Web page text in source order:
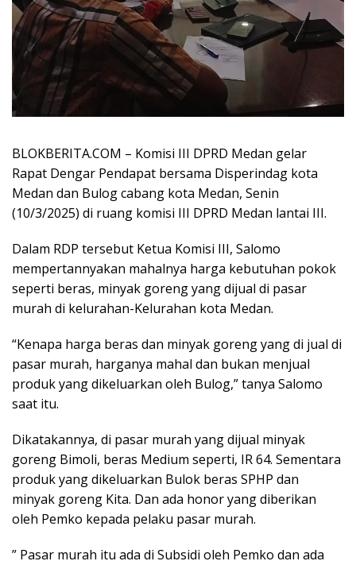
BLOKBERITA.COM – Komisi III DPRD Medan gelar
Rapat Dengar Pendapat bersama Disperindag kota
Medan dan Bulog cabang kota Medan, Senin
(10/3/2025) di ruang komisi III DPRD Medan lantai III.
Dalam RDP tersebut Ketua Komisi III, Salomo
mempertannyakan mahalnya harga kebutuhan pokok
seperti beras, minyak goreng yang dijual di pasar
murah di kelurahan-Kelurahan kota Medan.
“Kenapa harga beras dan minyak goreng yang di jual di
pasar murah, harganya mahal dan bukan menjual
produk yang dikeluarkan oleh Bulog,” tanya Salomo
saat itu.
Dikatakannya, di pasar murah yang dijual minyak
goreng Bimoli, beras Medium seperti, IR 64. Sementara
produk yang dikeluarkan Bulok beras SPHP dan
minyak goreng Kita. Dan ada honor yang diberikan
oleh Pemko kepada pelaku pasar murah.
” Pasar murah itu ada di Subsidi oleh Pemko dan ada